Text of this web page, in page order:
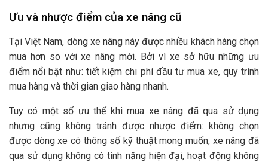
Ưu và nhược điểm của xe nâng cũ
Tại Việt Nam, dòng xe nâng này được nhiều khách hàng chọn
mua hơn so với xe nâng mới. Bởi vì xe sở hữu những ưu
điểm nổi bật như: tiết kiệm chi phí đầu tư mua xe, quy trình
mua hàng và thời gian giao hàng nhanh.
Tuy có một số ưu thế khi mua xe nâng đã qua sử dụng
nhưng cũng không tránh được nhược điểm: không chọn
được dòng xe có thông số kỹ thuật mong muốn, xe nâng đã
qua sử dụng không có tính năng hiện đại, hoạt động không